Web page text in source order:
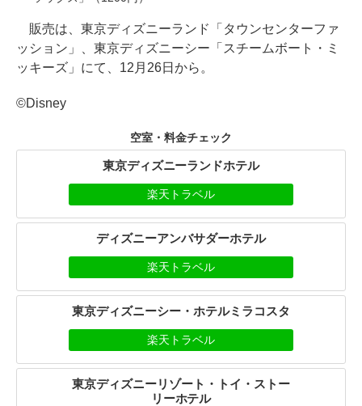
販売は、東京ディズニーランド「タウンセンターファ
ッション」、東京ディズニーシー「スチームボート・ミ
ッキーズ」にて、12月26日から。
©Disney
空室・料金チェック
東京ディズニーランドホテル
楽天トラベル
ディズニーアンバサダーホテル
楽天トラベル
東京ディズニーシー・ホテルミラコスタ
楽天トラベル
東京ディズニーリゾート・トイ・ストー
リーホテル